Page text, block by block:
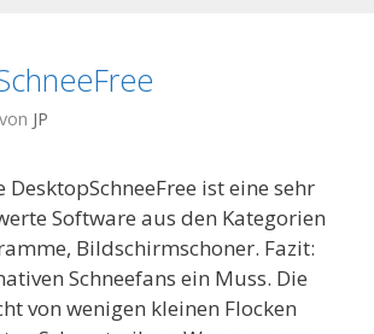
von JP
DesktopSchneeFree ist eine sehr
Software aus den Kategorien
Bildschirmschoner. Fazit:
Schneefans ein Muss. Die
von wenigen kleinen Flocken